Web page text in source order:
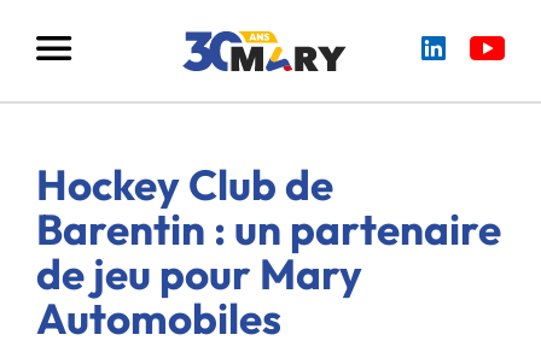
Hockey Club de
Barentin : un partenaire
de jeu pour Mary
Automobiles